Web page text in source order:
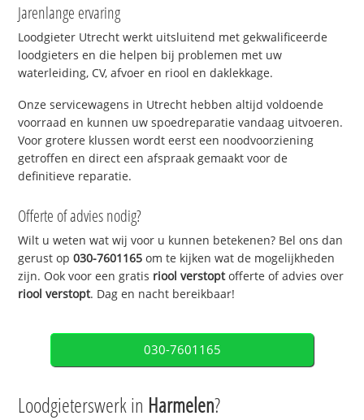
Jarenlange ervaring
Loodgieter Utrecht werkt uitsluitend met gekwalificeerde
loodgieters en die helpen bij problemen met uw
waterleiding, CV, afvoer en riool en daklekkage.
Onze servicewagens in Utrecht hebben altijd voldoende
voorraad en kunnen uw spoedreparatie vandaag uitvoeren.
Voor grotere klussen wordt eerst een noodvoorziening
getroffen en direct een afspraak gemaakt voor de
definitieve reparatie.
Offerte of advies nodig?
Wilt u weten wat wij voor u kunnen betekenen? Bel ons dan
gerust op030-7601165 om te kijken wat de mogelijkheden
zijn. Ook voor een gratis riool verstoptofferte of advies over
riool verstopt. Dag en nacht bereikbaar!
030-7601165
Loodgieterswerk in Harmelen?